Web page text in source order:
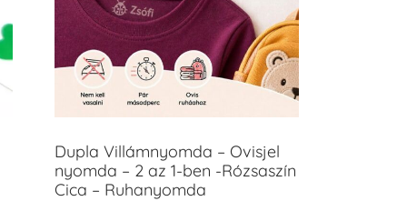
Dupla Villámnyomda – Ovisjel
nyomda – 2 az 1-ben -Rózsaszín
Cica – Ruhanyomda